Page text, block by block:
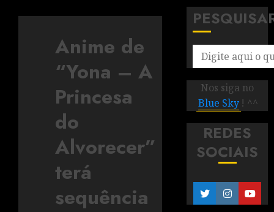
Anime de
“Yona – A
Princesa
do
Alvorecer”
terá
sequência
Nos siga no
Blue Sky ! ^^
REDES
SOCIAIS